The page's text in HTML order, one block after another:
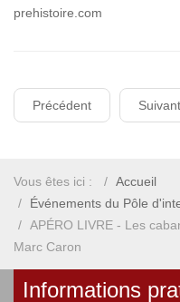
prehistoire.com
Précédent Suivant
Vous êtes ici :
Accueil
Événements du Pôle
APÉRO LIVRE - Les
Marc Caron
Informations